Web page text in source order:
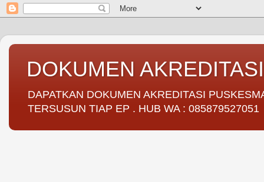
DOKUMEN
DAPATKAN DOKUMEN AKREDITASI
TERSUSUN TIAP EP . HUB WA : 085879527051